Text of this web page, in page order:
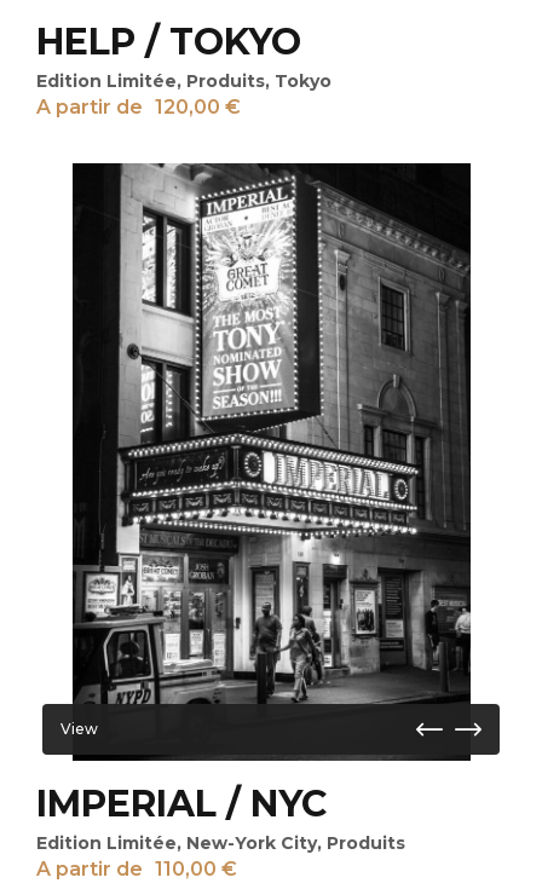
HELP / TOKYO
Edition Limitée, Produits, Tokyo
A partir de 120,00 €
View
IMPERIAL / NYC
Edition Limitée, New-York City, Produits
A partir de 110,00 €